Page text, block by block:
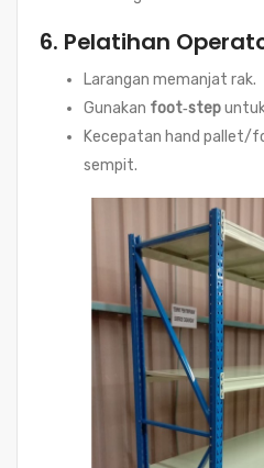
6. Pelatihan
Larangan memanjat rak.
Gunakan foot‑step
Kecepatan hand pallet/
sempit.